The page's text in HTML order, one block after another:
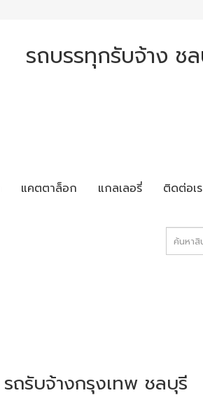
รถบรรทุกรับจ้าง ช
แคตตาล็อก แกลเลอรี่ ติดต่อเ
รถรับจ้างกรุงเทพ ชลบุรี